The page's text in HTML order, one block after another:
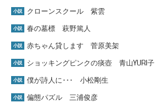
小説 クローンスクール 紫雲
小説 春の墓標 萩野篤人
小説 赤ちゃん貸します 菅原美架
小説 ショッキングピンクの痰壺 青山YURI子
小説 僕が詩人に･･･ 小松剛生
小説 偏態パズル 三浦俊彦